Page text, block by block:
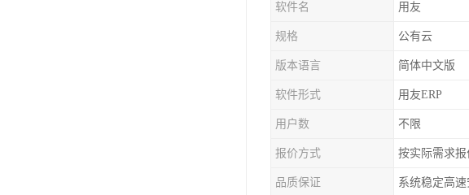
软件名 用友
规格 公有云
版本语言 简体中文版
软件形式 用友ERP
用户数 不限
报价方式 按实际需求报
品质保证 系统稳定高速